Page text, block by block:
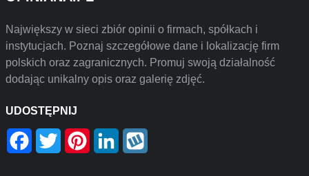
Największy w sieci zbiór opinii o firmach, spółkach i
instytucjach. Poznaj szczegółowe dane i lokalizację firm
polskich oraz zagranicznych. Promuj swoją działalność
dodając unikalny opis oraz galerię zdjęć.
UDOSTĘPNIJ
Facebook
Twitter PinterestLinkedIn